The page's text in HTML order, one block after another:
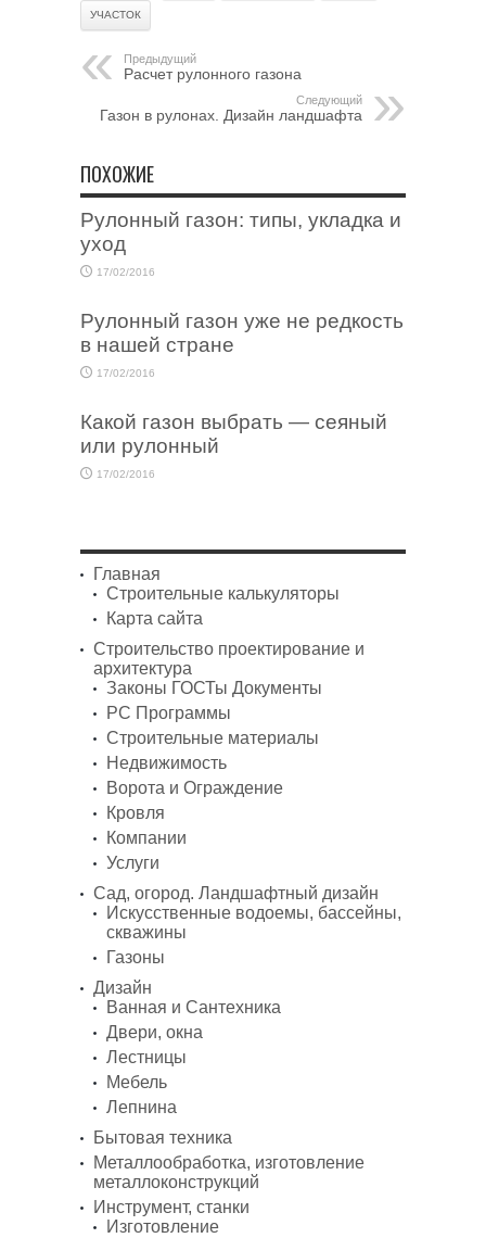
УЧАСТОК
Предыдущий
Расчет рулонного газона
Следующий
Газон в рулонах. Дизайн ландшафта
ПОХОЖИЕ
Рулонный газон: типы, укладка и
уход
17/02/2016
Рулонный газон уже не редкость
в нашей стране
17/02/2016
Какой газон выбрать — сеяный
или рулонный
17/02/2016
Главная
Строительные калькуляторы
Карта сайта
Строительство проектирование и
архитектура
Законы ГОСТы Документы
PC Программы
Строительные материалы
Недвижимость
Ворота и Ограждение
Кровля
Компании
Услуги
Сад, огород. Ландшафтный дизайн
Искусственные водоемы, бассейны,
скважины
Газоны
Дизайн
Ванная и Сантехника
Двери, окна
Лестницы
Мебель
Лепнина
Бытовая техника
Металлообработка, изготовление
металлоконструкций
Инструмент, станки
Изготовление